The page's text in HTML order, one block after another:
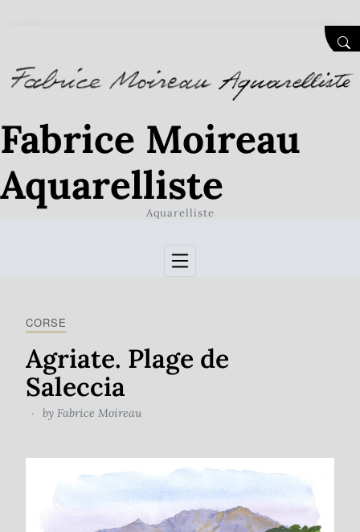
Fabrice Moireau
Aquarelliste
Aquarelliste
CORSE
Agriate. Plage de
Saleccia
by Fabrice Moireau